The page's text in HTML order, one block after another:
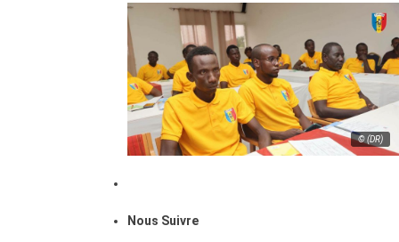
© (DR)
Nous Suivre